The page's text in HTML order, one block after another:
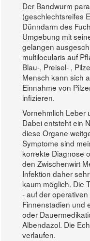
Der Bandwurm
(geschlechtsreifes
Dünndarm des
Umgebung mit
gelangen
multilocularis auf
Blau-, Preisel- ,
Mensch kann sich
Einnahme von
infizieren.
Vornehmlich Leber
Dabei entsteht ein
diese Organe
Symptome sind
korrekte Diagnose
den Zwischenwirt
Infektion daher
kaum möglich. Die
- auf der
Finnenstadien und
oder
Albendazol. Die
verlaufen.